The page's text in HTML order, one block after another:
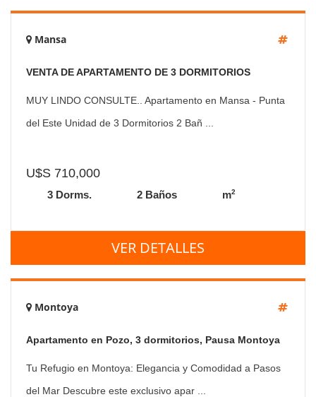
Mansa
VENTA DE APARTAMENTO DE 3 DORMITORIOS
FRENTE AL MAR EN MANSA PUNTA DEL ESTE
MUY LINDO CONSULTE.. Apartamento en Mansa - Punta
del Este Unidad de 3 Dormitorios 2 Bañ ...
U$S 710,000
3 Dorms. 2 Baños m2
VER DETALLES
Montoya
Apartamento en Pozo, 3 dormitorios, Pausa Montoya
Tu Refugio en Montoya: Elegancia y Comodidad a Pasos
del Mar Descubre este exclusivo apar ...